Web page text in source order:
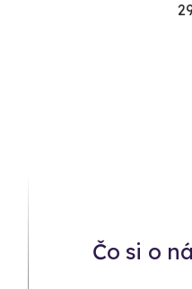
Čo si o